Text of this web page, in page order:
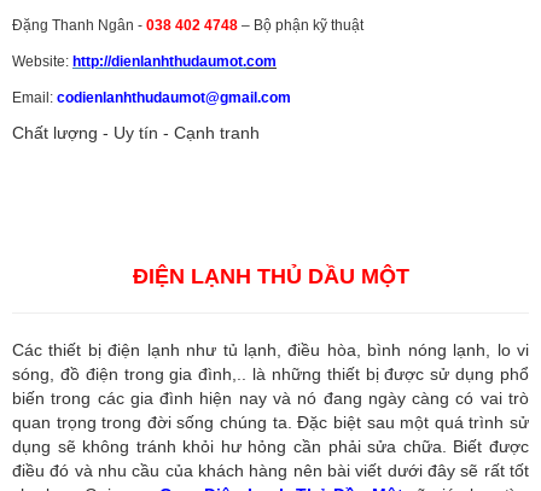
Đặng Thanh Ngân - 038 402 4748 – Bộ phận kỹ thuật
Website: http://dienlanhthudaumot.com
Email: codienlanhthudaumot@gmail.com
Chất lượng - Uy tín - Cạnh tranh
ĐIỆN LẠNH THỦ DẦU MỘT
Các thiết bị điện lạnh như tủ lạnh, điều hòa, bình nóng lạnh, lo vi
sóng, đồ điện trong gia đình,.. là những thiết bị được sử dụng phổ
biến trong các gia đình hiện nay và nó đang ngày càng có vai trò
quan trọng trong đời sống chúng ta. Đặc biệt sau một quá trình sử
dụng sẽ không tránh khỏi hư hỏng cần phải sửa chữa. Biết được
điều đó và nhu cầu của khách hàng nên bài viết dưới đây sẽ rất tốt